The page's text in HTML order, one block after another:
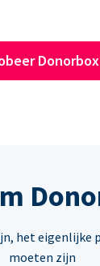
Donorbox
het eigenlijke
moeten zijn